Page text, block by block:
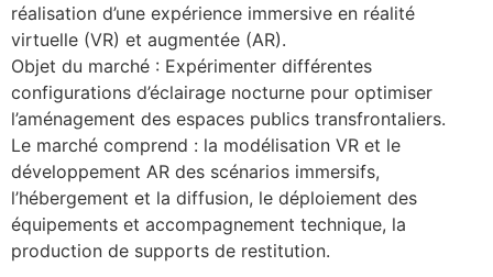
réalisation d’une expérience immersive en réalité
virtuelle (VR) et augmentée (AR).
Objet du marché : Expérimenter différentes
configurations d’éclairage nocturne pour optimiser
l’aménagement des espaces publics transfrontaliers.
Le marché comprend : la modélisation VR et le
développement AR des scénarios immersifs,
l’hébergement et la diffusion, le déploiement des
équipements et accompagnement technique, la
production de supports de restitution.